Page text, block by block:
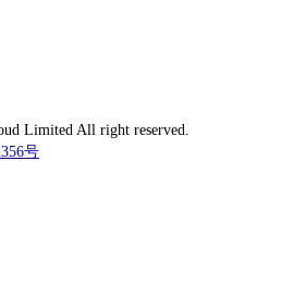
Limited All right reserved.
号